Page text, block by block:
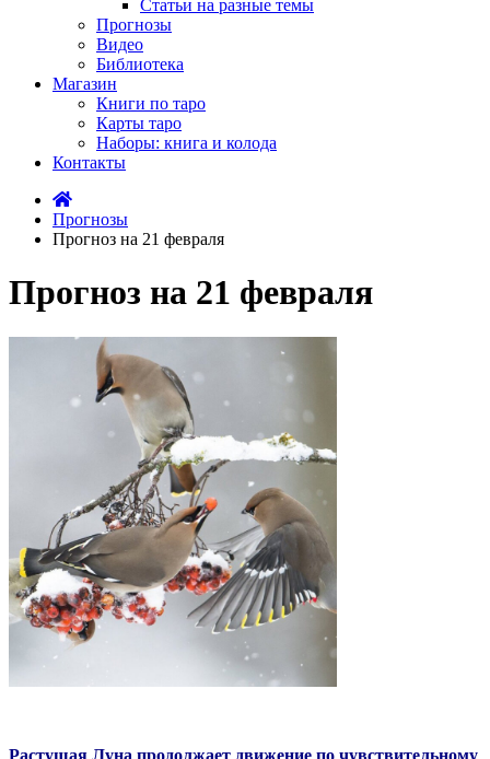
Статьи на разные темы
Прогнозы
Видео
Библиотека
Магазин
Книги по таро
Карты таро
Наборы: книга и колода
Контакты
Прогнозы
Прогноз на 21 февраля
Прогноз на 21 февраля
Растущая Луна продолжает движение по чувствительному